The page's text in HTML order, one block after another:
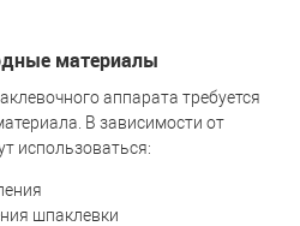
материалы
аппарата требуется
В зависимости от
использоваться:
шпаклевки